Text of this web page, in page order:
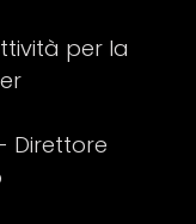
per la
Direttore